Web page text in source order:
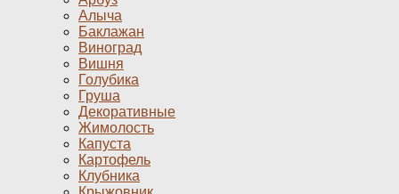
Алыча
Баклажан
Виноград
Вишня
Голубика
Груша
Декоративные
Жимолость
Капуста
Картофель
Клубника